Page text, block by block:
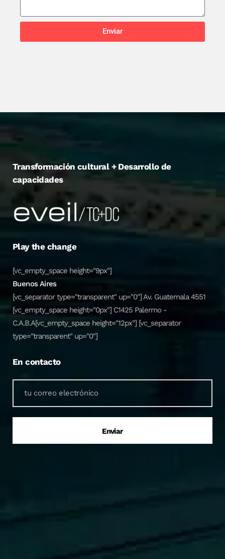
Enviar
Transformación cultural + Desarrollo de
capacidades
Play the change
[vc_empty_space height="9px"]
Buenos Aires
[vc_separator type="transparent" up="0"] Av. Guatemala 4551
[vc_empty_space height="0px"] C1425 Palermo -
C.A.B.A[vc_empty_space height="12px"] [vc_separator
type="transparent" up="0"]
En contacto